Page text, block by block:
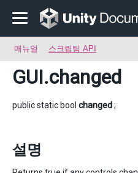
매뉴얼 스크립팅 API
GUI.changed
public static bool changed;
설명